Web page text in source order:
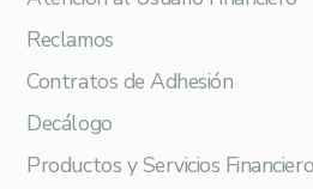
Reclamos
Contratos de Adhesión
Decálogo
Productos y Servicios